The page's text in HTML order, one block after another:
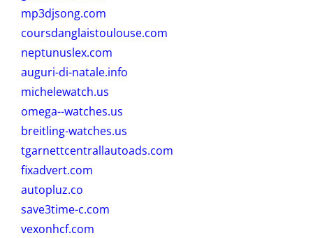
mp3djsong.com
coursdanglaistoulouse.com
neptunuslex.com
auguri-di-natale.info
michelewatch.us
omega--watches.us
breitling-watches.us
tgarnettcentrallautoads.com
fixadvert.com
autopluz.co
save3time-c.com
vexonhcf.com